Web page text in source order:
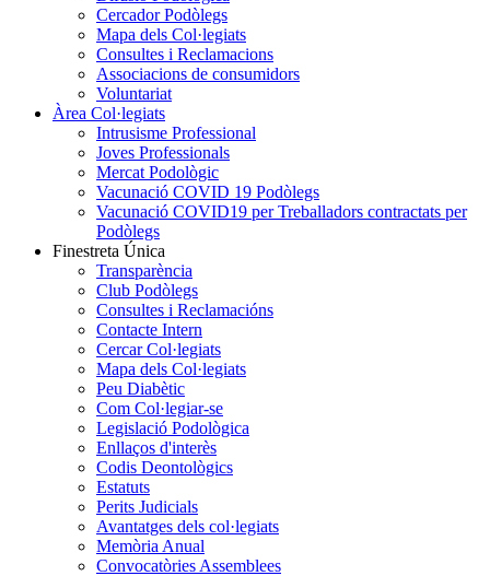
Cercador Podòlegs
Mapa dels Col·legiats
Consultes i Reclamacions
Associacions de consumidors
Voluntariat
Àrea Col·legiats
Intrusisme Professional
Joves Professionals
Mercat Podològic
Vacunació COVID 19 Podòlegs
Vacunació COVID19 per Treballadors contractats per
Podòlegs
Finestreta Única
Transparència
Club Podòlegs
Consultes i Reclamacións
Contacte Intern
Cercar Col·legiats
Mapa dels Col·legiats
Peu Diabètic
Com Col·legiar-se
Legislació Podològica
Enllaços d'interès
Codis Deontològics
Estatuts
Perits Judicials
Avantatges dels col·legiats
Memòria Anual
Convocatòries Assemblees